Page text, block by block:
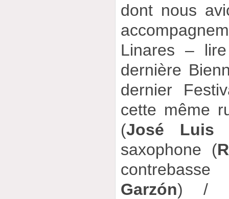
dont nous
Linares –
dernière
dernier
cette même
(José Luis
saxophone (
Garzón) /